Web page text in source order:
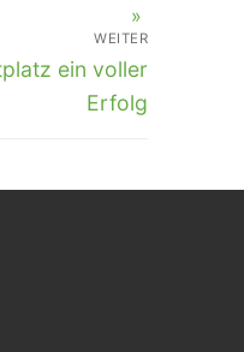
WEITER
ein voller
Erfolg